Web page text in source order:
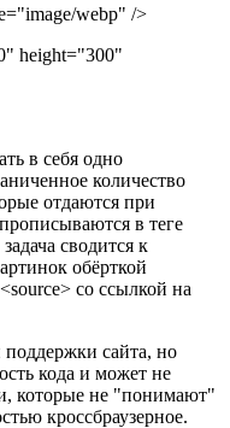
webp" />
height="300"
в себя одно
количество
отдаются при
в теге
сводится к
обёрткой
со ссылкой на
сайта, но
кода и может не
которые не "понимают"
кроссбраузерное.